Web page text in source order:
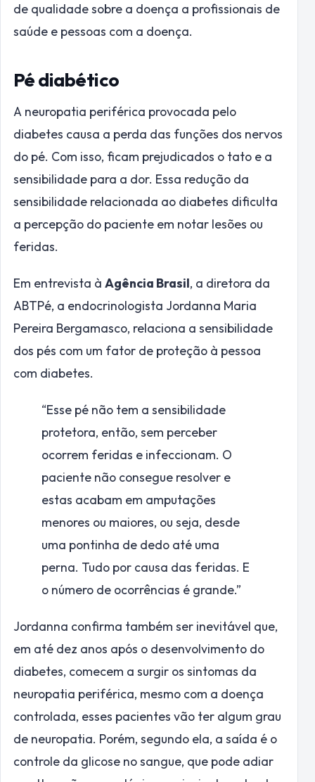
de qualidade sobre a doença a profissionais de
saúde e pessoas com a doença.
Pé diabético
A neuropatia periférica provocada pelo
diabetes causa a perda das funções dos nervos
do pé. Com isso, ficam prejudicados o tato e a
sensibilidade para a dor. Essa redução da
sensibilidade relacionada ao diabetes dificulta
a percepção do paciente em notar lesões ou
feridas.
Em entrevista à Agência Brasil, a diretora da
ABTPé, a endocrinologista Jordanna Maria
Pereira Bergamasco, relaciona a sensibilidade
dos pés com um fator de proteção à pessoa
com diabetes.
“Esse pé não tem a sensibilidade
protetora, então, sem perceber
ocorrem feridas e infeccionam. O
paciente não consegue resolver e
estas acabam em amputações
menores ou maiores, ou seja, desde
uma pontinha de dedo até uma
perna. Tudo por causa das feridas. E
o número de ocorrências é grande.”
Jordanna confirma também ser inevitável que,
em até dez anos após o desenvolvimento do
diabetes, comecem a surgir os sintomas da
neuropatia periférica, mesmo com a doença
controlada, esses pacientes vão ter algum grau
de neuropatia. Porém, segundo ela, a saída é o
controle da glicose no sangue, que pode adiar